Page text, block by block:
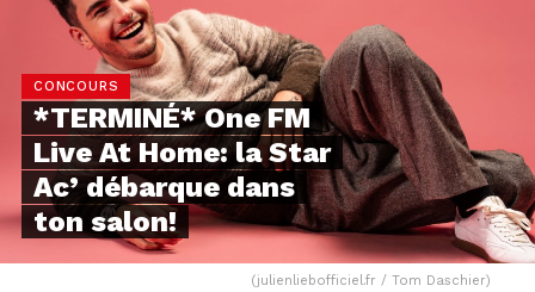
CONCOURS
*TERMINÉ* One FM
Live At Home: la Star
Ac’ débarque dans
ton salon!
(julienliebofficiel.fr / Tom Daschier)